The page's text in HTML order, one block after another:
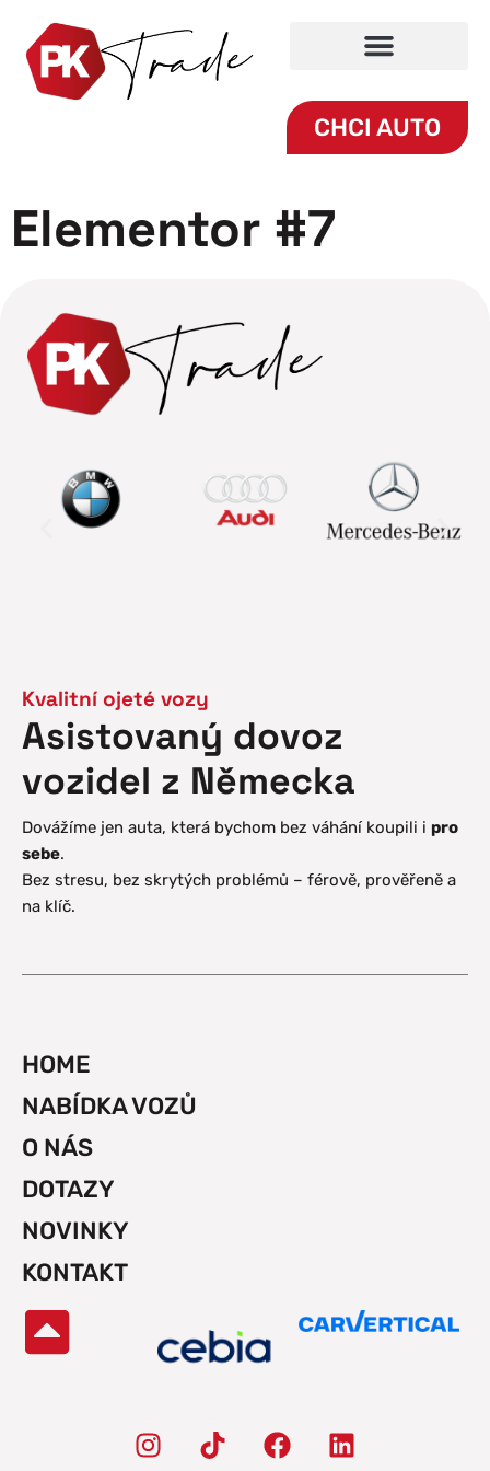
CHCI AUTO
Elementor #7
Kvalitní ojeté vozy
Asistovaný dovoz
vozidel z Německa
Dovážíme jen auta, která bychom bez váhání koupili i pro
sebe.
Bez stresu, bez skrytých problémů – férově, prověřeně a
na klíč.
HOME
NABÍDKA VOZŮ
O NÁS
DOTAZY
NOVINKY
KONTAKT